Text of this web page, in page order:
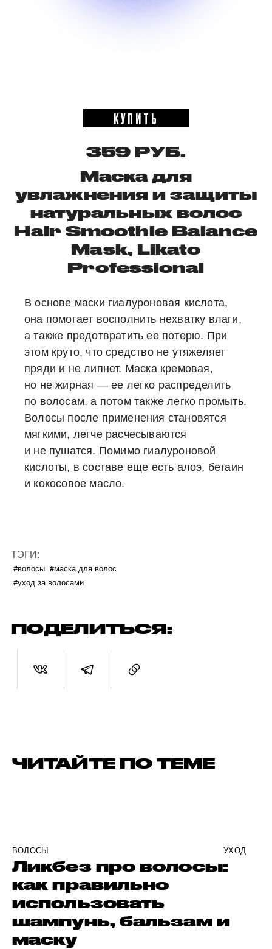
КУПИТЬ
359 РУБ.
Маска для
увлажнения и защиты
натуральных волос
Hair Smoothie Balance
Mask, Likato
Professional
В основе маски гиалуроновая кислота,
она помогает восполнить нехватку влаги,
а также предотвратить ее потерю. При
этом круто, что средство не утяжеляет
пряди и не липнет. Маска кремовая,
но не жирная — ее легко распределить
по волосам, а потом также легко промыть.
Волосы после применения становятся
мягкими, легче расчесываются
и не пушатся. Помимо гиалуроновой
кислоты, в составе еще есть алоэ, бетаин
и кокосовое масло.
ТЭГИ:
#волосы #маска для волос
#уход за волосами
ПОДЕЛИТЬСЯ:
ЧИТАЙТЕ ПО ТЕМЕ
ВОЛОСЫ УХОД
Ликбез про волосы:
как правильно
использовать
шампунь, бальзам и
маску